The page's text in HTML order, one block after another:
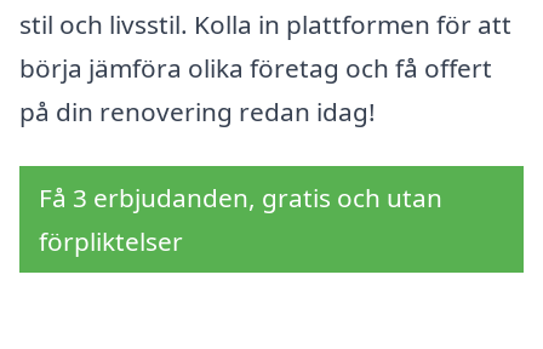
stil och livsstil. Kolla in plattformen för att
börja jämföra olika företag och få offert
på din renovering redan idag!
Få 3 erbjudanden, gratis och utan
förpliktelser